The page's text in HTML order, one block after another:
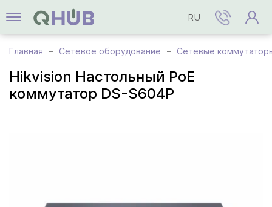
RU
Главная Сетевое оборудование Сетевые
Hikvision Настольный PoE
коммутатор DS-S604P